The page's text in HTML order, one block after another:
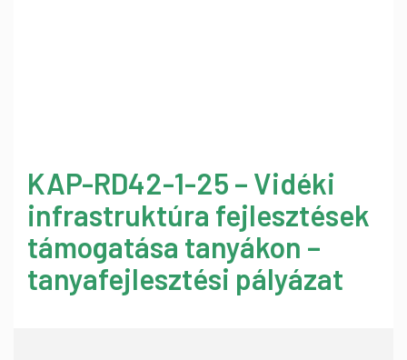
KAP-RD42-1-25 – Vidéki
infrastruktúra fejlesztések
támogatása tanyákon –
tanyafejlesztési pályázat